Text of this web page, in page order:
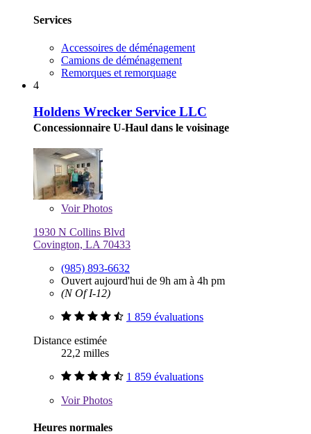
Services
Accessoires de déménagement
Camions de déménagement
Remorques et remorquage
4
Holdens Wrecker Service LLC
Concessionnaire U-Haul dans le voisinage
VoirPhotos
1930 N Collins Blvd
Covington, LA 70433
(985) 893-6632
Ouvert aujourd'hui de 9h am à 4h pm
(N Of I-12)
1 859 évaluations
Distance estimée
22,2 milles
1 859 évaluations
VoirPhotos
Heures normales